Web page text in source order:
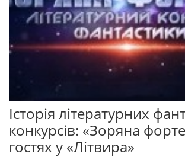
Історія літературних
конкурсів: «Зоряна
гостях у «Літвира»